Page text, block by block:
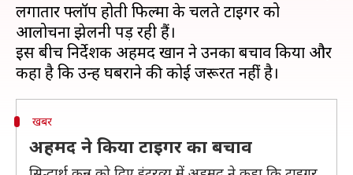
लगातार फ्लॉप होती फिल्मों के चलते टाइगर को
आलोचना झेलनी पड़ रही हैं।
इस बीच निर्देशक अहमद खान ने उनका बचाव किया और
खबर
अहमद ने किया टाइगर का बचाव